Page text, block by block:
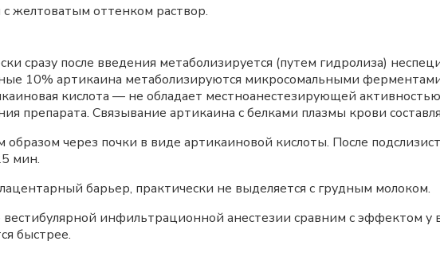
желтоватым оттенком раствор.
сразу после введения метаболизируется (путем гидролиза)
10% артикаина метаболизируются микросомальными
кислота — не обладает местноанестезирующей
препарата. Связывание артикаина с белками плазмы крови
через почки в виде артикаиновой кислоты. После
мин.
барьер, практически не выделяется с грудным молоком.
инфильтрационной анестезии сравним с эффектом у
быстрее.